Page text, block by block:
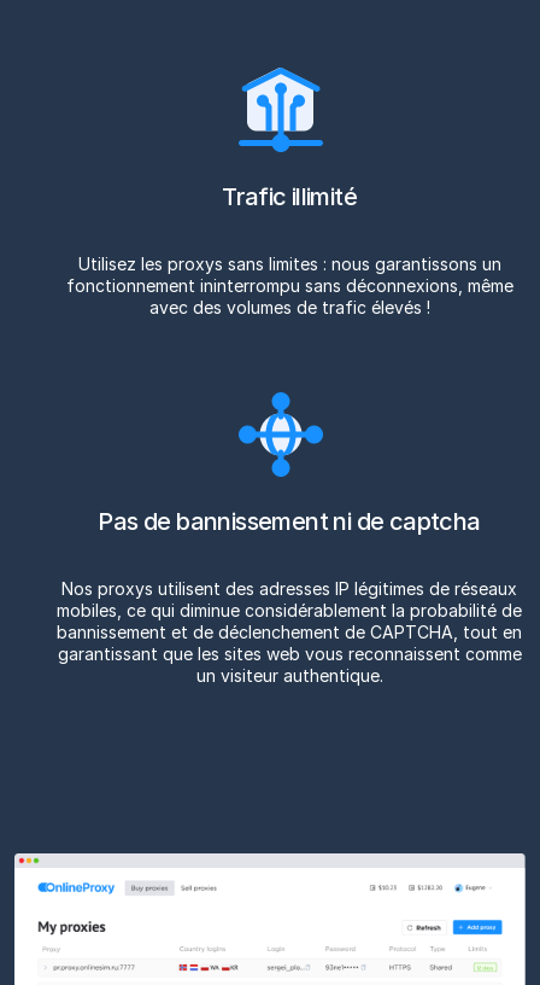
Trafic illimité
Utilisez les proxys sans limites : nous garantissons un
fonctionnement ininterrompu sans déconnexions, même
avec des volumes de trafic élevés !
Pas de bannissement ni de captcha
Nos proxys utilisent des adresses IP légitimes de réseaux
mobiles, ce qui diminue considérablement la probabilité de
bannissement et de déclenchement de CAPTCHA, tout en
garantissant que les sites web vous reconnaissent comme
un visiteur authentique.